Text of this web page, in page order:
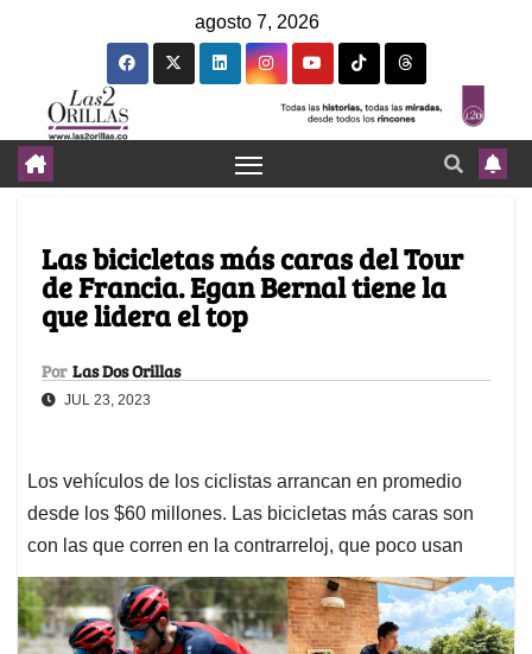
agosto 7, 2026
Las bicicletas más caras del Tour
de Francia. Egan Bernal tiene la
que lidera el top
Por Las Dos Orillas
JUL 23, 2023
Los vehículos de los ciclistas arrancan en promedio
desde los $60 millones. Las bicicletas más caras son
con las que corren en la contrarreloj, que poco usan